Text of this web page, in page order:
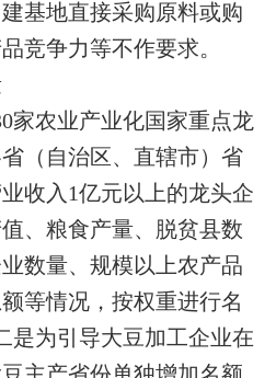
基地直接采购原料或购
竞争力等不作要求。
家农业产业化国家重点龙
（自治区、直辖市）省
收入1亿元以上的龙头企
、粮食产量、脱贫县数
数量、 规模以上农产品
等情况，按权重进行名
是为引导大豆加工企业在